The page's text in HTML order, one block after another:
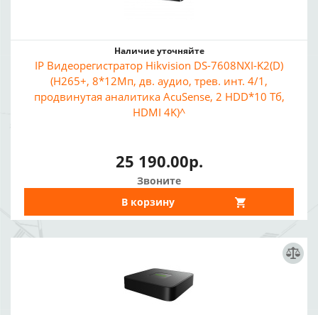
Наличие уточняйте
IP Видеорегистратор Hikvision DS-7608NXI-K2(D)
(H265+, 8*12Мп, дв. аудио, трев. инт. 4/1,
продвинутая аналитика AcuSense, 2 HDD*10 Тб,
HDMI 4K)^
25 190.00р.
Звоните
В корзину